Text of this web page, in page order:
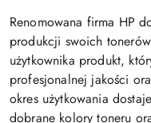
Renomowana firma HP
produkcji swoich
użytkownika produkt,
profesjonalnej jakości
okres użytkowania
dobrane kolory toneru